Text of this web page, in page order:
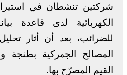
شركتين تنشطان في
الكهربائية لدى قاعدة
للضرائب، بعد أن أثار
المصالح الجمركية بطنجة
القيم المصرّح بها.